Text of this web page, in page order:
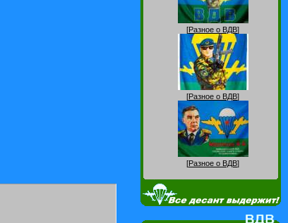
[Разное о ВДВ]
[Разное о ВДВ]
[Разное о ВДВ]